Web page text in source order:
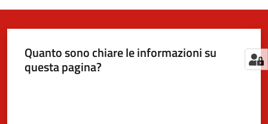
Quanto sono chiare le informazioni su
questa pagina?